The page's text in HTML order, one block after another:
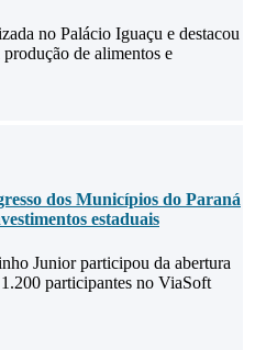
no Palácio Iguaçu e destacou
de alimentos e
dos Municípios do Paraná
estaduais
Junior participou da abertura
participantes no ViaSoft